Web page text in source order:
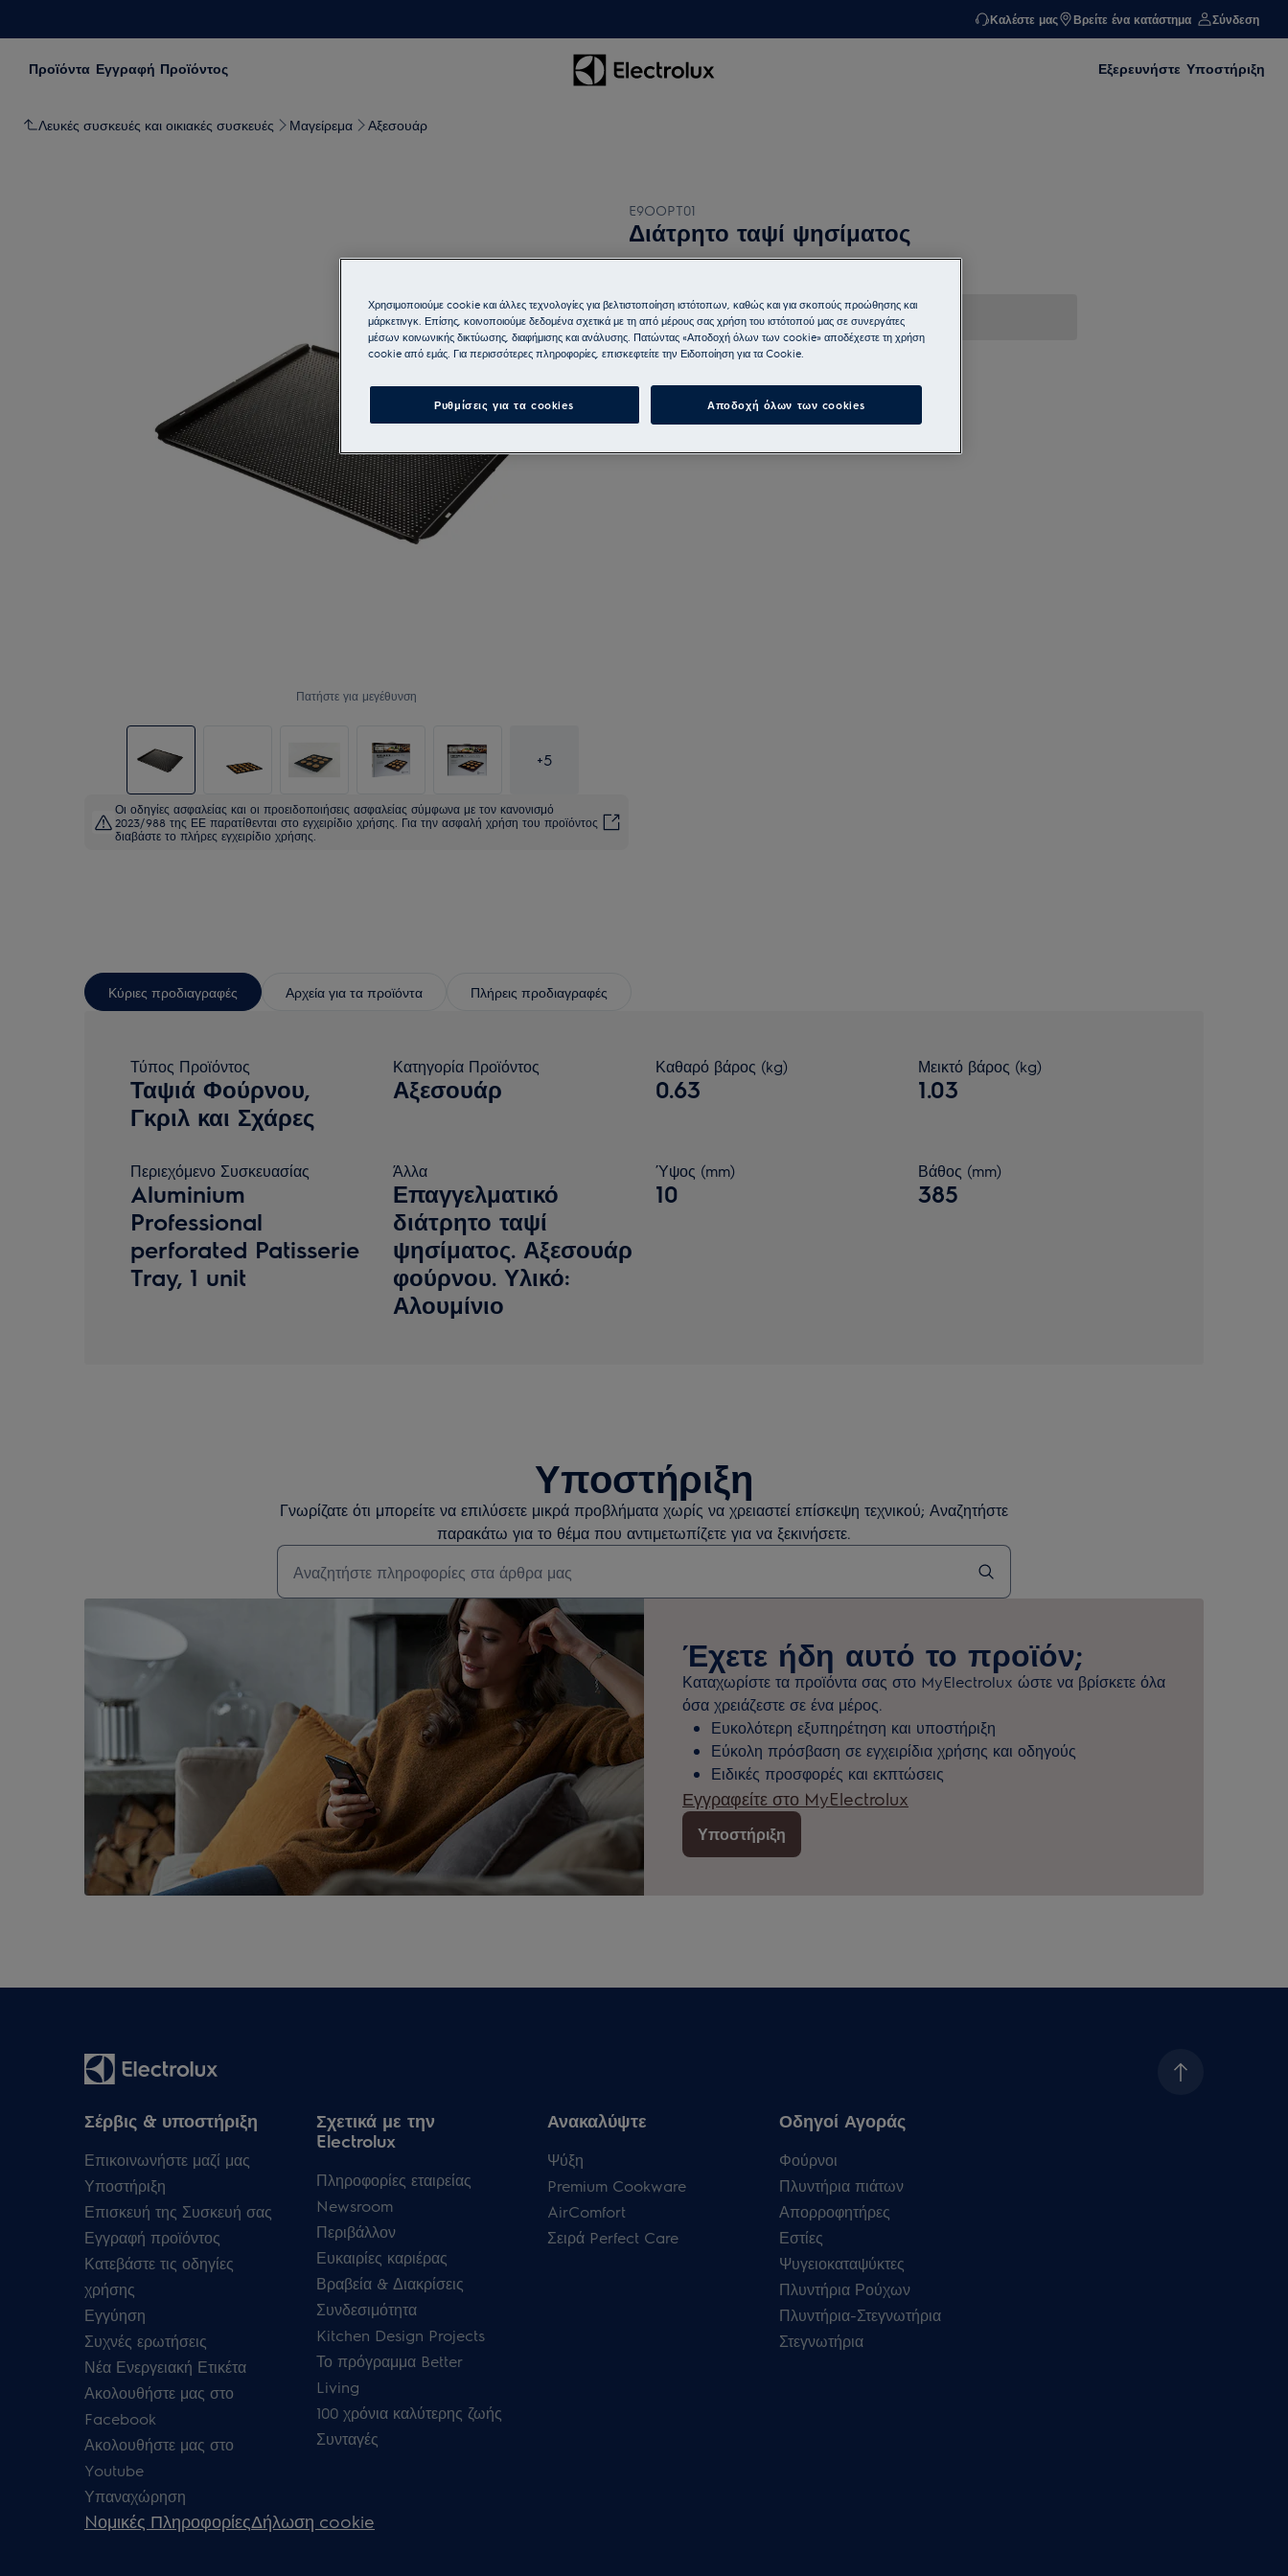
Καλέστε μας Βρείτε ένα κατάστημα Σύνδεση
Προϊόντα Εγγραφή Προϊόντος Εξερευνήστε Υποστήριξη
Λευκές συσκευές και οικιακές συσκευές Μαγείρεμα Αξεσουάρ
Πατήστε για μεγέθυνση
+5
Οι οδηγίες ασφαλείας και οι προειδοποιήσεις ασφαλείας σύμφωνα με τον κανονισμό
2023/988 της ΕΕ παρατίθενται στο εγχειρίδιο χρήσης. Για την ασφαλή χρήση του προϊόντος
διαβάστε το πλήρες εγχειρίδιο χρήσης.
E9OOPT01
Διάτρητο ταψί ψησίματος
Κύριες προδιαγραφές Αρχεία για τα προϊόντα Πλήρεις προδιαγραφές
Τύπος Προϊόντος
Ταψιά Φούρνου,
Γκριλ και Σχάρες
Κατηγορία Προϊόντος
Αξεσουάρ
Καθαρό βάρος (kg)
0.63
Μεικτό βάρος (kg)
1.03
Περιεχόμενο Συσκευασίας
Aluminium
Professional
perforated Patisserie
Tray, 1 unit
Άλλα
Επαγγελματικό
διάτρητο ταψί
ψησίματος. Αξεσουάρ
φούρνου. Υλικό:
Αλουμίνιο
Ύψος (mm)
10
Βάθος (mm)
385
Υποστήριξη
Γνωρίζατε ότι μπορείτε να επιλύσετε μικρά προβλήματα χωρίς να χρειαστεί επίσκεψη τεχνικού; Αναζητήστε
παρακάτω για το θέμα που αντιμετωπίζετε για να ξεκινήσετε.
Τύπος για αναζήτηση άρθρων υποστήριξης
Έχετε ήδη αυτό το προϊόν;
Καταχωρίστε τα προϊόντα σας στο MyElectrolux ώστε να βρίσκετε όλα
όσα χρειάζεστε σε ένα μέρος.
Ευκολότερη εξυπηρέτηση και υποστήριξη
Εύκολη πρόσβαση σε εγχειρίδια χρήσης και οδηγούς
Ειδικές προσφορές και εκπτώσεις
Εγγραφείτε στο MyElectrolux
Υποστήριξη
Σέρβις & υποστήριξη
Επικοινωνήστε μαζί μας
Υποστήριξη
Επισκευή της Συσκευή σας
Εγγραφή προϊόντος
Κατεβάστε τις οδηγίες
χρήσης
Εγγύηση
Συχνές ερωτήσεις
Νέα Ενεργειακή Ετικέτα
Ακολουθήστε μας στο
Facebook
Ακολουθήστε μας στο
Youtube
Υπαναχώρηση
Σχετικά με την
Electrolux
Πληροφορίες εταιρείας
Newsroom
Περιβάλλον
Ευκαιρίες καριέρας
Βραβεία & Διακρίσεις
Συνδεσιμότητα
Kitchen Design Projects
Το πρόγραμμα Better
Living
100 χρόνια καλύτερης ζωής
Συνταγές
Ανακαλύψτε
Ψύξη
Premium Cookware
AirComfort
Σειρά Perfect Care
Οδηγοί Αγοράς
Φούρνοι
Πλυντήρια πιάτων
Απορροφητήρες
Εστίες
Ψυγειοκαταψύκτες
Πλυντήρια Ρούχων
Πλυντήρια-Στεγνωτήρια
Στεγνωτήρια
Nομικές ΠληροφορίεςΔήλωση cookie
Χρησιμοποιούμε cookie και άλλες τεχνολογίες για βελτιστοποίηση ιστότοπων, καθώς και για σκοπούς προώθησης και
μάρκετινγκ. Επίσης, κοινοποιούμε δεδομένα σχετικά με τη από μέρους σας χρήση του ιστότοπού μας σε συνεργάτες
μέσων κοινωνικής δικτύωσης, διαφήμισης και ανάλυσης. Πατώντας «Αποδοχή όλων των cookie» αποδέχεστε τη χρήση
cookie από εμάς. Για περισσότερες πληροφορίες, επισκεφτείτε την Ειδοποίηση για τα Cookie.
Ρυθμίσεις για τα cookies Αποδοχή όλων των cookies